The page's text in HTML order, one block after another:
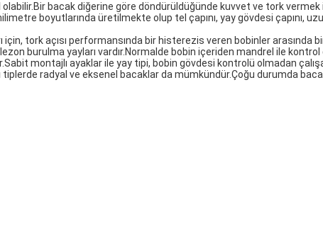
bacak diğerine göre döndürüldüğünde kuvvet ve tork vermek
boyutlarında üretilmekte olup tel çapını, yay gövdesi çapını,
için, tork açısı performansında bir histerezis veren bobinler arasında
burulma yayları vardır.Normalde bobin içeriden mandrel ile
montajlı ayaklar ile yay tipi, bobin gövdesi kontrolü olmadan
radyal ve eksenel bacaklar da mümkündür.Çoğu durumda